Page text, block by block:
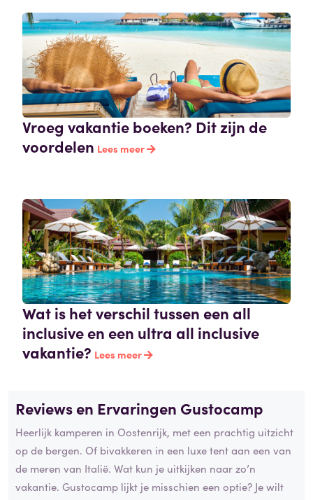
Vroeg vakantie boeken? Dit zijn de
voordelen Lees meer
Wat is het verschil tussen een all
inclusive en een ultra all inclusive
vakantie? Lees meer
Reviews en Ervaringen Gustocamp
Heerlijk kamperen in Oostenrijk, met een prachtig uitzicht
op de bergen. Of bivakkeren in een luxe tent aan een van
de meren van Italië. Wat kun je uitkijken naar zo’n
vakantie. Gustocamp lijkt je misschien een optie? Je wilt